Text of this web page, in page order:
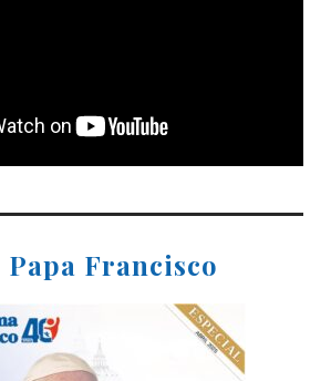
Francisco